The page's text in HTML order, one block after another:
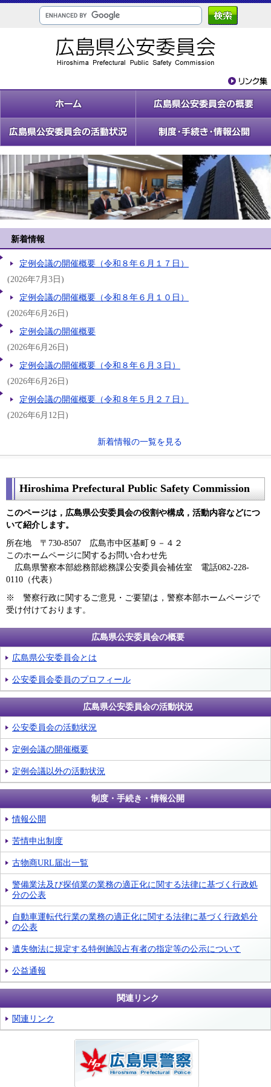
新着情報
定例会議の開催概要（令和８年６月１７日）
(2026年7月3日)
定例会議の開催概要（令和８年６月１０日）
(2026年6月26日)
定例会議の開催概要
(2026年6月26日)
定例会議の開催概要（令和８年６月３日）
(2026年6月26日)
定例会議の開催概要（令和８年５月２７日）
(2026年6月12日)
新着情報の一覧を見る
Hiroshima Prefectural Public Safety Commission
このページは，広島県公安委員会の役割や構成，活動内容などにつ
いて紹介します。
所在地 〒730-8507 広島市中区基町９－４２
このホームページに関するお問い合わせ先
広島県警察本部総務部総務課公安委員会補佐室 電話082-228-
0110（代表）
※ 警察行政に関するご意見・ご要望は，警察本部ホームページで
受け付けております。
広島県公安委員会の概要
広島県公安委員会とは
公安委員会委員のプロフィール
広島県公安委員会の活動状況
公安委員会の活動状況
定例会議の開催概要
定例会議以外の活動状況
制度・手続き・情報公開
情報公開
苦情申出制度
古物商URL届出一覧
警備業法及び探偵業の業務の適正化に関する法律に基づく行政処
分の公表
自動車運転代行業の業務の適正化に関する法律に基づく行政処分
の公表
遺失物法に規定する特例施設占有者の指定等の公示について
公益通報
関連リンク
関連リンク